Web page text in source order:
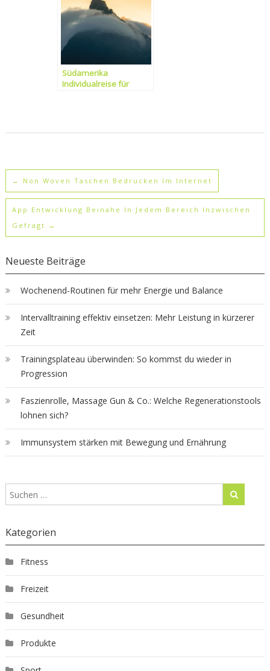
Südamerika
Individualreise für
← Non Woven Taschen Bedrucken Im Internet
App Entwicklung Beinahe In Jedem Bereich Inzwischen
Gefragt →
Neueste Beiträge
Wochenend-Routinen für mehr Energie und Balance
Intervalltraining effektiv einsetzen: Mehr Leistung in kürzerer
Zeit
Trainingsplateau überwinden: So kommst du wieder in
Progression
Faszienrolle, Massage Gun & Co.: Welche Regenerationstools
lohnen sich?
Immunsystem stärken mit Bewegung und Ernährung
Kategorien
Fitness
Freizeit
Gesundheit
Produkte